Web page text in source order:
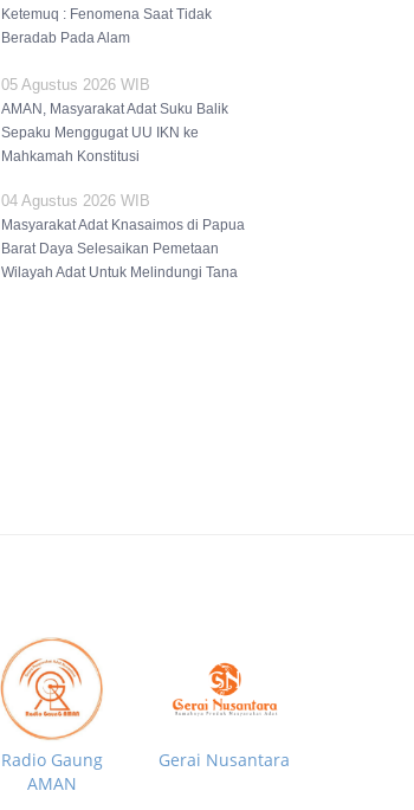
Ketemuq : Fenomena Saat Tidak
Beradab Pada Alam
05 Agustus 2026 WIB
AMAN, Masyarakat Adat Suku Balik
Sepaku Menggugat UU IKN ke
Mahkamah Konstitusi
04 Agustus 2026 WIB
Masyarakat Adat Knasaimos di Papua
Barat Daya Selesaikan Pemetaan
Wilayah Adat Untuk Melindungi Tana
Radio Gaung
AMAN
Gerai Nusantara